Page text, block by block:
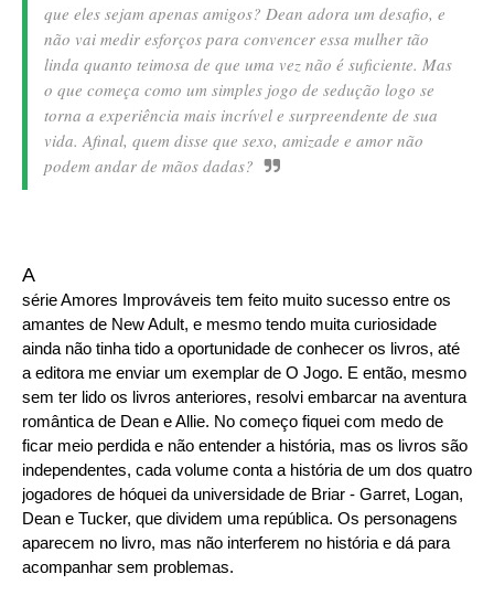
que eles sejam apenas amigos? Dean adora um desafio, e
não vai medir esforços para convencer essa mulher tão
linda quanto teimosa de que uma vez não é suficiente. Mas
o que começa como um simples jogo de sedução logo se
torna a experiência mais incrível e surpreendente de sua
vida. Afinal, quem disse que sexo, amizade e amor não
podem andar de mãos dadas?
A
série Amores Improváveis tem feito muito sucesso entre os
amantes de New Adult, e mesmo tendo muita curiosidade
ainda não tinha tido a oportunidade de conhecer os livros, até
a editora me enviar um exemplar de O Jogo. E então, mesmo
sem ter lido os livros anteriores, resolvi embarcar na aventura
romântica de Dean e Allie. No começo fiquei com medo de
ficar meio perdida e não entender a história, mas os livros são
independentes, cada volume conta a história de um dos quatro
jogadores de hóquei da universidade de Briar - Garret, Logan,
Dean e Tucker, que dividem uma república. Os personagens
aparecem no livro, mas não interferem no história e dá para
acompanhar sem problemas.